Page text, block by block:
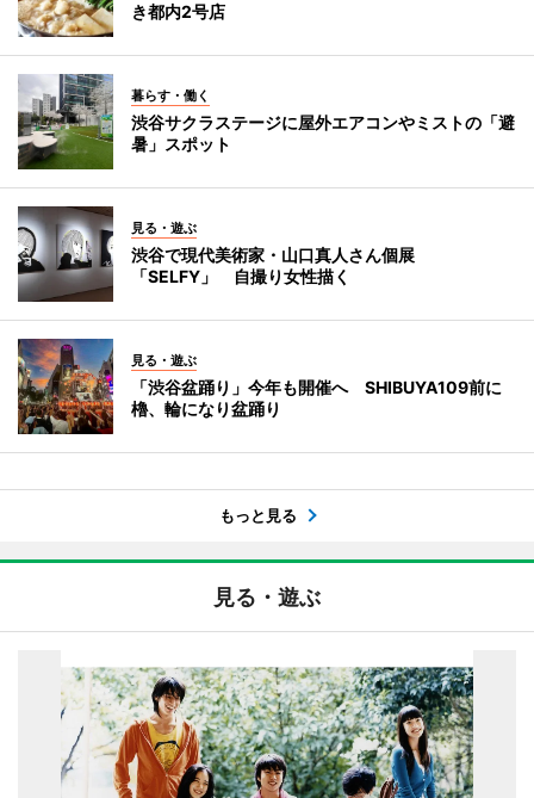
き都内2号店
暮らす・働く
渋谷サクラステージに屋外エアコンやミストの「避
暑」スポット
見る・遊ぶ
渋谷で現代美術家・山口真人さん個展
「SELFY」 自撮り女性描く
見る・遊ぶ
「渋谷盆踊り」今年も開催へ SHIBUYA109前に
櫓、輪になり盆踊り
もっと見る
見る・遊ぶ